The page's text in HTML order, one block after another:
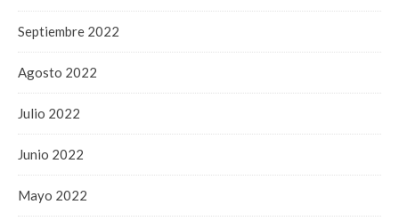
Septiembre 2022
Agosto 2022
Julio 2022
Junio 2022
Mayo 2022